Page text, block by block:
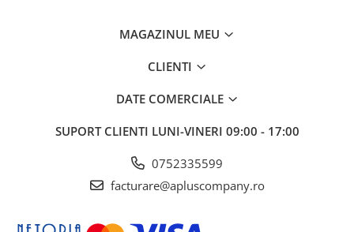
MAGAZINUL MEU
CLIENTI
DATE COMERCIALE
SUPORT CLIENTI LUNI-VINERI 09:00 - 17:00
0752335599
facturare@apluscompany.ro